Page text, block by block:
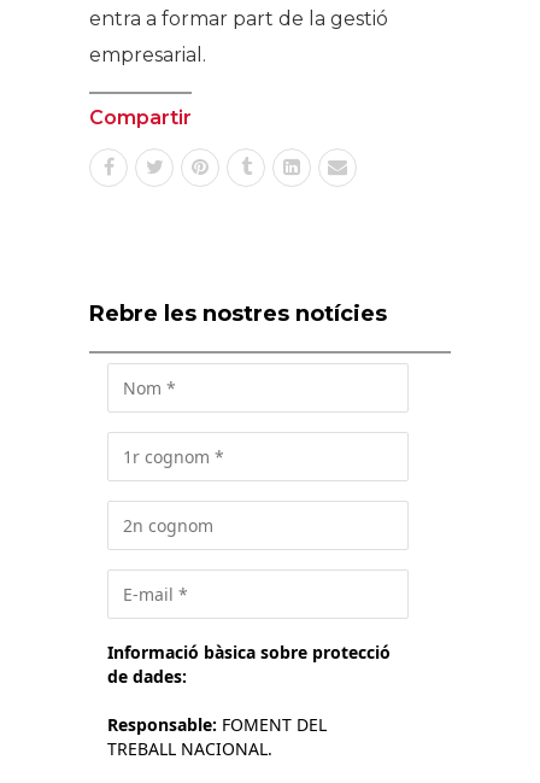
entra a formar part de la gestió
empresarial.
Compartir
Rebre les nostres notícies
Informació bàsica sobre protecció
de dades:
Responsable: FOMENT DEL
TREBALL NACIONAL.